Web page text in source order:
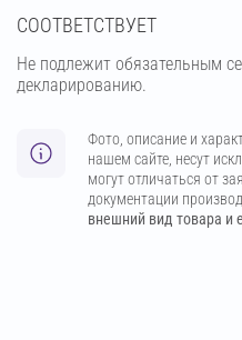
СООТВЕТСТВУЕТ
Не подлежит обязательным
декларированию.
Фото, описание и
нашем сайте, несут
могут отличаться от
документации
внешний вид товара и